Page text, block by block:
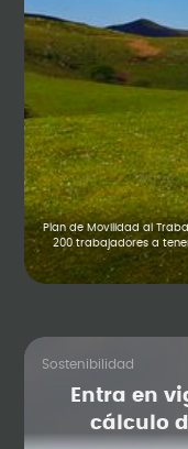
Plan de Movilidad al
200 trabajadores a
Sostenibilidad
Entra en
cálculo